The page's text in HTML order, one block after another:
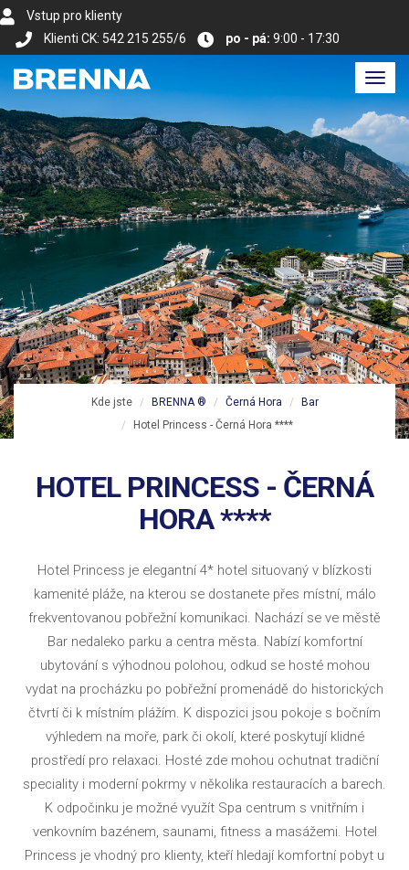
Vstup pro klienty
Klienti CK: 542 215 255/6
po - pá: 9:00 - 17:30
Kde jste BRENNA ® Černá Hora
Bar
Hotel Princess - Černá Hora ****
HOTEL PRINCESS - ČERNÁ
HORA ****
Hotel Princess je elegantní 4* hotel situovaný v blízkosti
kamenité pláže, na kterou se dostanete přes místní, málo
frekventovanou pobřežní komunikaci. Nachází se ve městě
Bar nedaleko parku a centra města. Nabízí komfortní
ubytování s výhodnou polohou, odkud se hosté mohou
vydat na procházku po pobřežní promenádě do historických
čtvrtí či k místním plážím. K dispozici jsou pokoje s bočním
výhledem na moře, park či okolí, které poskytují klidné
prostředí pro relaxaci. Hosté zde mohou ochutnat tradiční
speciality i moderní pokrmy v několika restauracích a barech.
K odpočinku je možné využít Spa centrum s vnitřním i
venkovním bazénem, saunami, fitness a masážemi. Hotel
Princess je vhodný pro klienty, kteří hledají komfortní pobyt u